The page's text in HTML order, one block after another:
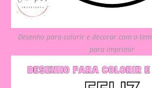
Desenho para colorir e decorar com o
para imprimir